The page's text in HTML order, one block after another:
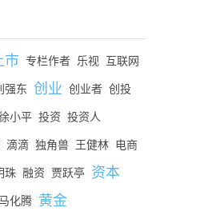
市 专栏作者 乐视 互联网
强东 创业 创业者 创投
小平 投资 投资人
滴滴 独角兽 王健林 电商
珠 融资 贾跃亭 资本
化腾 黄金